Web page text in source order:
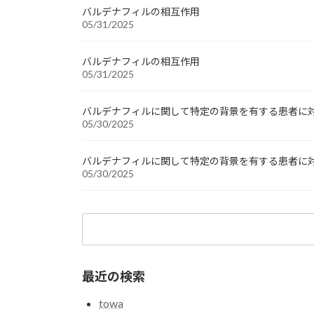
バルデナフィルの相互作用
05/31/2025
バルデナフィルの相互作用
05/31/2025
バルデナフィルに関して特定の背景を有する患者に
05/30/2025
バルデナフィルに関して特定の背景を有する患者に
05/30/2025
最近の検索
towa